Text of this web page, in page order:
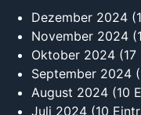
Dezember 2024
November 2024
Oktober 2024 (17
September 2024
August 2024 (10
Juli 2024 (10